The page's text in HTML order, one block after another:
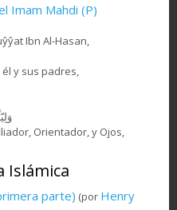
Imam Mahdi (P)
Ibn Al-Hasan,
y sus padres,
Orientador, y Ojos,
Islámica
parte) (por Henry